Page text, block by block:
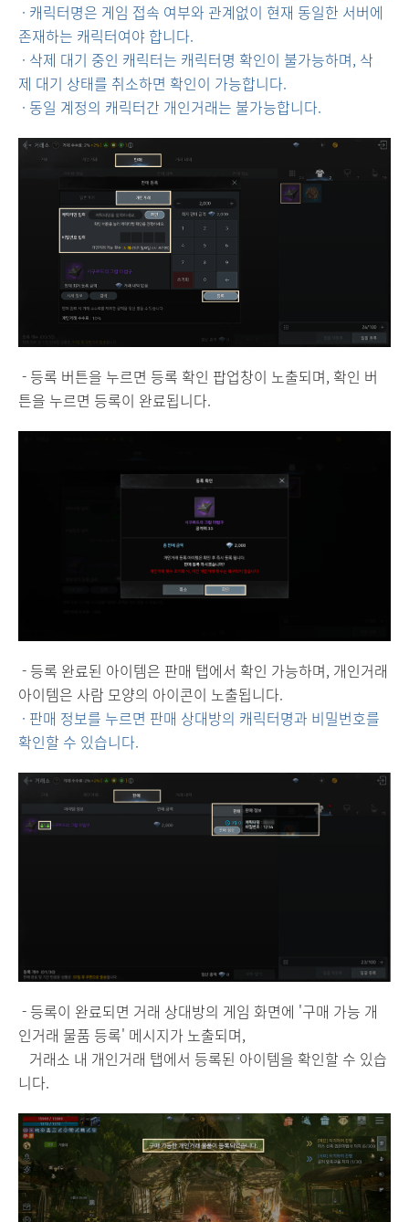
· 캐릭터명은 게임 접속 여부와 관계없이 현재 동일한 서버에
존재하는 캐릭터여야 합니다.
· 삭제 대기 중인 캐릭터는 캐릭터명 확인이 불가능하며, 삭
제 대기 상태를 취소하면 확인이 가능합니다.
· 동일 계정의 캐릭터간 개인거래는 불가능합니다.
- 등록 버튼을 누르면 등록 확인 팝업창이 노출되며, 확인 버
튼을 누르면 등록이 완료됩니다.
- 등록 완료된 아이템은 판매 탭에서 확인 가능하며, 개인거래
아이템은 사람 모양의 아이콘이 노출됩니다.
· 판매 정보를 누르면 판매 상대방의 캐릭터명과 비밀번호를
확인할 수 있습니다.
- 등록이 완료되면 거래 상대방의 게임 화면에 '구매 가능 개
인거래 물품 등록' 메시지가 노출되며,
거래소 내 개인거래 탭에서 등록된 아이템을 확인할 수 있습
니다.